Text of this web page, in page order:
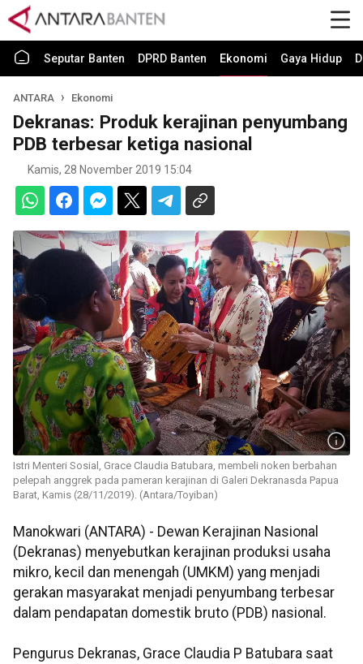
Seputar Banten DPRD Banten Ekonomi Gaya Hidup
ANTARA Ekonomi
Dekranas: Produk kerajinan penyumbang
PDB terbesar ketiga nasional
Kamis, 28 November 2019 15:04
Istri Menteri Sosial, Grace Claudia Batubara, membeli noken berbahan
pelepah anggrek pada pameran kerajinan di Galeri Dekranasda Papua
Barat, Kamis (28/11/2019). (Antara/Toyiban)
Manokwari (ANTARA) - Dewan Kerajinan Nasional
(Dekranas) menyebutkan kerajinan produksi usaha
mikro, kecil dan menengah (UMKM) yang menjadi
gerakan masyarakat menjadi penyumbang terbesar
dalam pendapatan domestik bruto (PDB) nasional.
Pengurus Dekranas, Grace Claudia P Batubara saat